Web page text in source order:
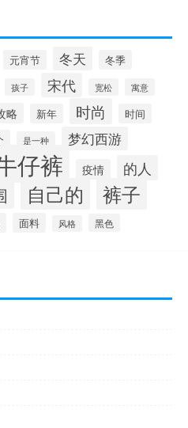
元宵节 冬天 冬季
孩子 宋代 宽松 寓意
略 新年 时尚 时间
是一种
梦幻西游
仔裤 疫情 的人
自己的 裤子
面料 风格 黑色